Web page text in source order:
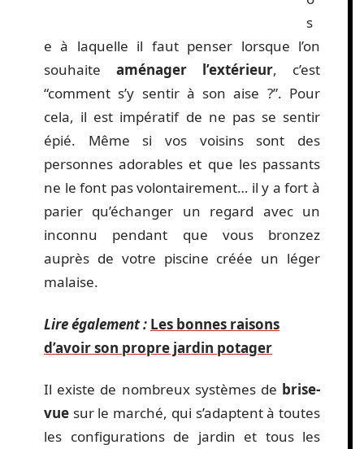
s
e à laquelle il faut penser lorsque l’on
souhaite aménager l’extérieur, c’est
“comment s’y sentir à son aise ?”. Pour
cela, il est impératif de ne pas se sentir
épié. Même si vos voisins sont des
personnes adorables et que les passants
ne le font pas volontairement… il y a fort à
parier qu’échanger un regard avec un
inconnu pendant que vous bronzez
auprès de votre piscine créée un léger
malaise.
Lire également : Les bonnes raisons
d’avoir son propre jardin potager
Il existe de nombreux systèmes de brise-
vue sur le marché, qui s’adaptent à toutes
les configurations de jardin et tous les